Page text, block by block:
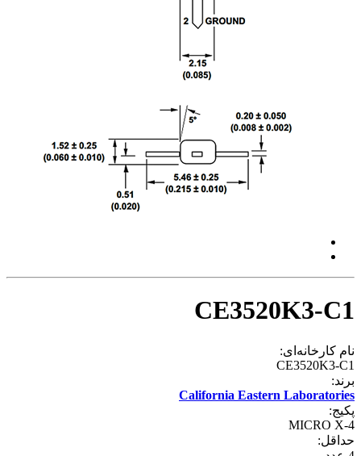
CE3520K3-C1
نام کارخانه‌ای:
CE3520K3-C1
برند:
California Eastern Laboratories
پکیج:
MICRO X-4
حداقل: